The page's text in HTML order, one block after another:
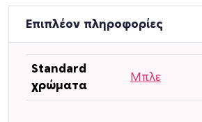
δ
λ
Επιπλέον πληροφορίες
Standard
χρώματα
Μπλε